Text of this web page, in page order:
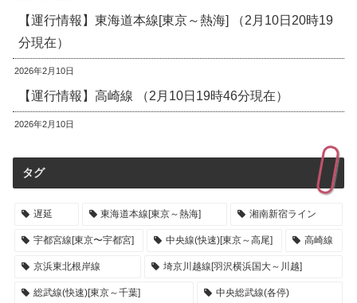
【運行情報】東海道本線[東京～熱海] （2月10日20時19
分現在）
2026年2月10日
【運行情報】高崎線 （2月10日19時46分現在）
2026年2月10日
タグ
遅延 東海道本線[東京～熱海] 湘南新宿ライン
宇都宮線[東京〜宇都宮] 中央線(快速)[東京～高尾] 高崎線
京浜東北根岸線 埼京川越線[羽沢横浜国大～川越]
総武線(快速)[東京～千葉] 中央総武線(各停)